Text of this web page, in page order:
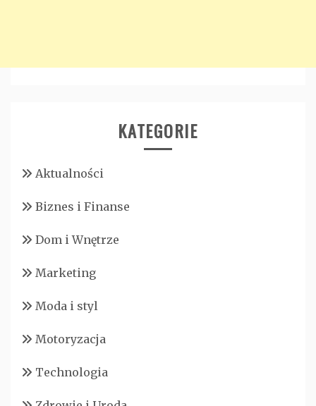
KATEGORIE
Aktualności
Biznes i Finanse
Dom i Wnętrze
Marketing
Moda i styl
Motoryzacja
Technologia